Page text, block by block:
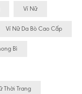
Ví Nữ
Ví Nữ Da Bò Cao Cấp
Bì
Thời Trang